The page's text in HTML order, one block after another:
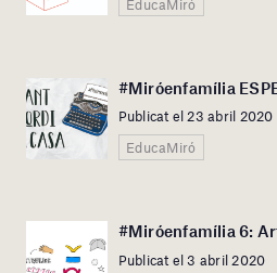
EducaMiró
#Miróenfamília
Publicat el 23 abril 2020
EducaMiró
#Miróenfamília 6:
Publicat el 3 abril 2020